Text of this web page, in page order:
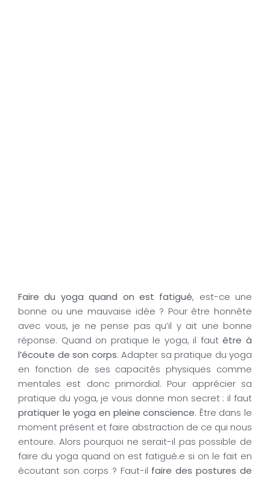
Faire du yoga quand on est fatigué, est-ce une
bonne ou une mauvaise idée ? Pour être honnête
avec vous, je ne pense pas qu’il y ait une bonne
réponse. Quand on pratique le yoga, il fautêtre à
l’écoute de son corps. Adapter sa pratique du yoga
en fonction de ses capacités physiques comme
mentales est donc primordial. Pour apprécier sa
pratique du yoga, je vous donne mon secret : il faut
pratiquer le yoga en pleine conscience. Être dans le
moment présent et faire abstraction de ce qui nous
entoure. Alors pourquoi ne serait-il pas possible de
faire du yoga quand on est fatigué.e si on le fait en
écoutant son corps ? Faut-il faire des postures de